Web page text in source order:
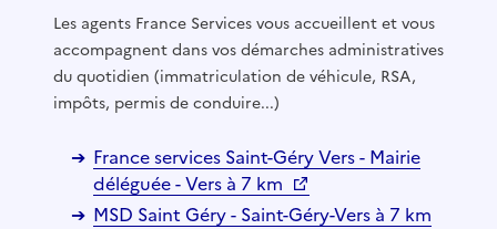
Les agents France Services vous accueillent et vous
accompagnent dans vos démarches administratives
du quotidien (immatriculation de véhicule, RSA,
impôts, permis de conduire...)
France services Saint-Géry Vers - Mairie
déléguée - Vers à 7 km
MSD Saint Géry - Saint-Géry-Vers à 7 km